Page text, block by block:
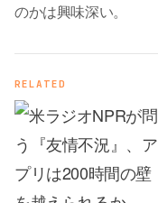
のかは興味深い。
RELATED